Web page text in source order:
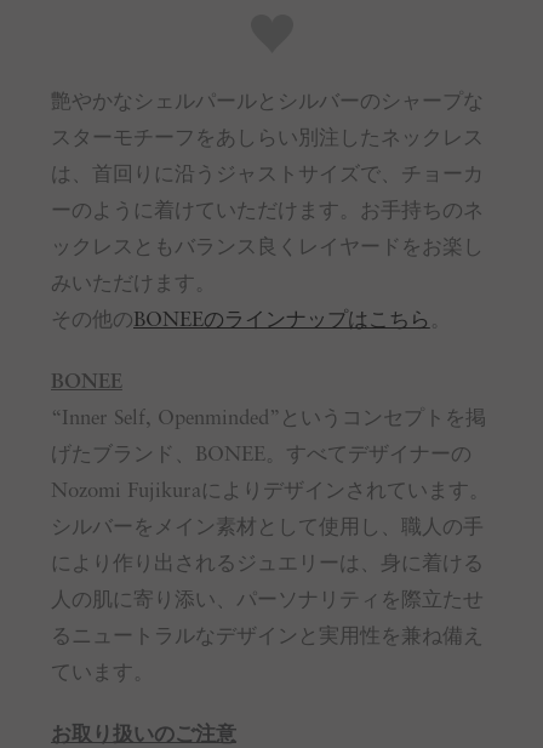
艶やかなシェルパールとシルバーのシャープな
スターモチーフをあしらい別注したネックレス
は、首回りに沿うジャストサイズで、チョーカ
ーのように着けていただけます。お手持ちのネ
ックレスともバランス良くレイヤードをお楽し
みいただけます。
その他のBONEEのラインナップはこちら 。
BONEE
“Inner Self, Openminded”というコンセプトを掲
げたブランド、BONEE。すべてデザイナーの
Nozomi Fujikuraによりデザインされています。
シルバーをメイン素材として使用し、職人の手
により作り出されるジュエリーは、身に着ける
人の肌に寄り添い、パーソナリティを際立たせ
るニュートラルなデザインと実用性を兼ね備え
ています。
お取り扱いのご注意